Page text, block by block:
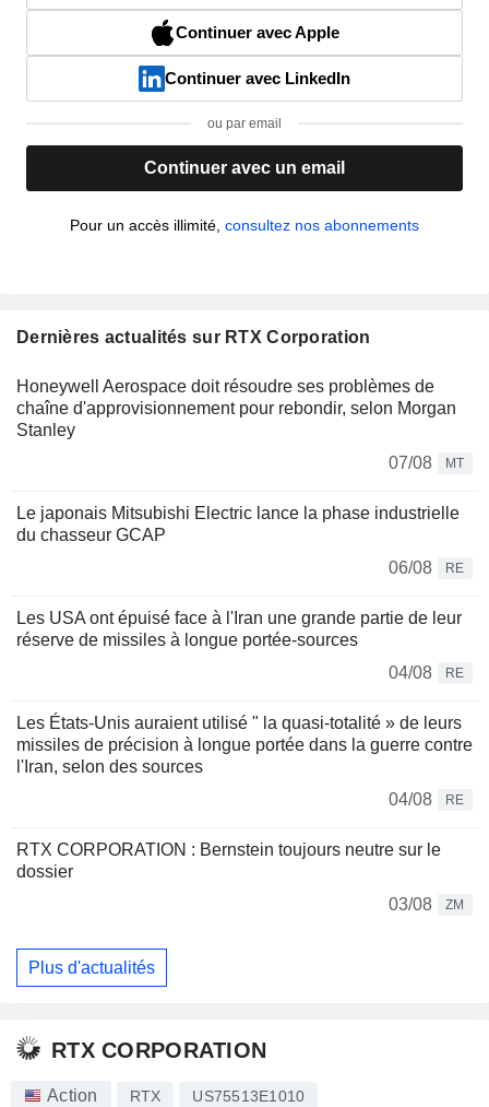
Continuer avec Apple
Continuer avec LinkedIn
ou par email
Continuer avec un email
Pour un accès illimité, consultez nos abonnements
Dernières actualités sur RTX Corporation
Honeywell Aerospace doit résoudre ses problèmes de
chaîne d'approvisionnement pour rebondir, selon Morgan
Stanley
07/08
MT
Le japonais Mitsubishi Electric lance la phase industrielle
du chasseur GCAP
06/08
RE
Les USA ont épuisé face à l'Iran une grande partie de leur
réserve de missiles à longue portée-sources
04/08
RE
Les États-Unis auraient utilisé " la quasi-totalité » de leurs
missiles de précision à longue portée dans la guerre contre
l'Iran, selon des sources
04/08
RE
RTX CORPORATION : Bernstein toujours neutre sur le
dossier
03/08
ZM
Plus d'actualités
RTX CORPORATION
Action RTX US75513E1010